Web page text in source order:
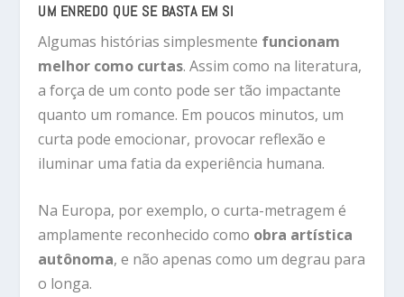
UM ENREDO QUE SE BASTA EM SI
Algumas histórias simplesmente funcionam
melhor como curtas. Assim como na literatura,
a força de um conto pode ser tão impactante
quanto um romance. Em poucos minutos, um
curta pode emocionar, provocar reflexão e
iluminar uma fatia da experiência humana.
Na Europa, por exemplo, o curta-metragem é
amplamente reconhecido como obra artística
autônoma, e não apenas como um degrau para
o longa.